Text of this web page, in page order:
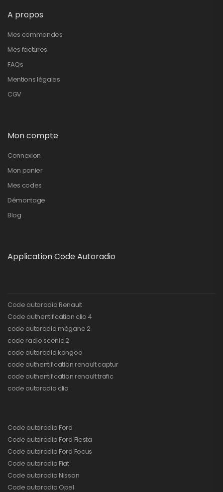
A propos
Mes commandes
Mes factures
FAQs
Mentions légales
CGV
Mon compte
Connexion
Mon panier
Mes codes
Démontage
Blog
Application Code Autoradio
Code autoradio Renault
Code authentification clio 4
code autoradio mégane 2
code radio scenic 2
code autoradio kangoo
code authentification renault captur
code authentification renault trafic
code autoradio clio
Code autoradio Ford
Code autoradio Ford Fiesta
Code autoradio Ford Focus
Code autoradio Fiat
Code autoradio Nissan
Code autoradio Opel